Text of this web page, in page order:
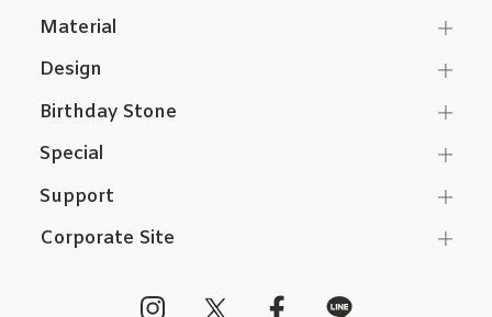
Support
Corporate Site
Material
Design
Birthday Stone
Special